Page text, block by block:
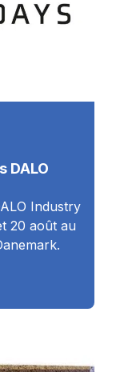
DALO
Industry
20 août au